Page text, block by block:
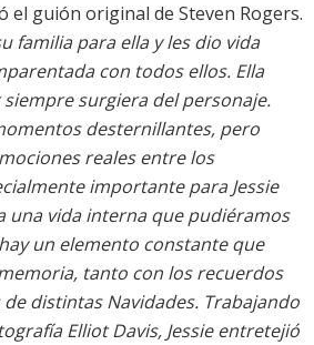
el guión original de Steven Rogers.
familia para ella y les dio vida
con todos ellos. Ella
surgiera del personaje.
desternillantes, pero
reales entre los
importante para Jessie
una vida interna que pudiéramos
un elemento constante que
tanto con los recuerdos
distintas Navidades. Trabajando
Elliot Davis, Jessie entretejió